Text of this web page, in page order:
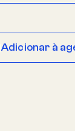
Adicionar à